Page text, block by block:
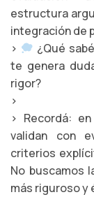
estructura
integración de
>
¿Qué
te genera
rigor?
>
> Recordá:
validan con
criterios
No buscamos
más riguroso y